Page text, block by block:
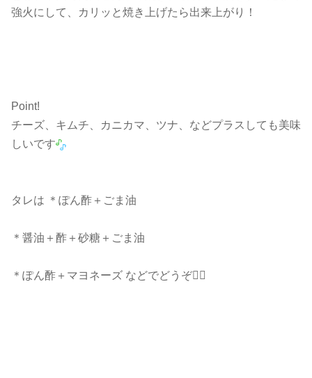
強火にして、カリッと焼き上げたら出来上がり！
Point!
チーズ、キムチ、カニカマ、ツナ、などプラスしても美味
しいです
タレは ＊ぽん酢＋ごま油
＊醤油＋酢＋砂糖＋ごま油
＊ぽん酢＋マヨネーズ などでどうぞ💁‍♀️